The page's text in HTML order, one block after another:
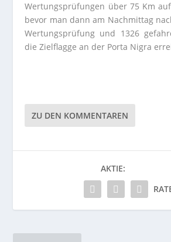
Wertungsprüfungen über 75 Km
bevor man dann am Nachmittag
Wertungsprüfung und 1326
die Zielflagge an der Porta Nigra
ZU DEN KOMMENTAREN
AKTIE: